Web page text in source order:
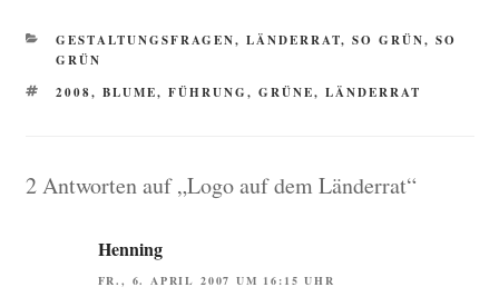
KATEGORIEN
GESTALTUNGSFRAGEN, LÄNDERRAT, SO GRÜN, SO
GRÜN
SCHLAGWÖRTER
2008, BLUME, FÜHRUNG, GRÜNE, LÄNDERRAT
2 Antworten auf „Logo auf dem Länderrat“
Henning
FR., 6. APRIL 2007 UM 16:15 UHR